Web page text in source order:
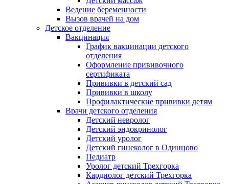
Ведение беременности
Вызов врачей на дом
Детское отделение
Вакцинация
График вакцинации детского
отделения
Оформление прививочного
сертификата
Прививки в детский сад
Прививки в школу
Профилактические прививки детям
Врачи детского отделения
Детский невролог
Детский эндокринолог
Детский уролог
Детский гинеколог в Одинцово
Педиатр
Уролог детский Трехгорка
Кардиолог детский Трехгорка